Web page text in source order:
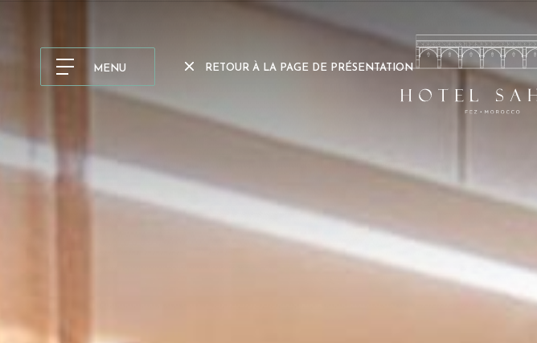
MENU RETOUR À LA PAGE DE PRÉSENTATION